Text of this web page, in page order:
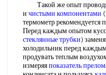
Такой же опыт
и чистыми компонентами
термометр рекомендуется
Перед каждым опытом
стеклянные трубки)
холодильник перед
продувать теплым
измеряяпоказатель